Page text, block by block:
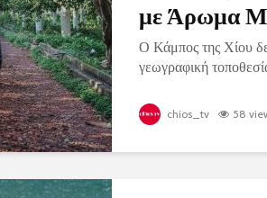
με Άρωμα
Ο Κάμπος της Χίου
γεωγραφική
chios_tv 58